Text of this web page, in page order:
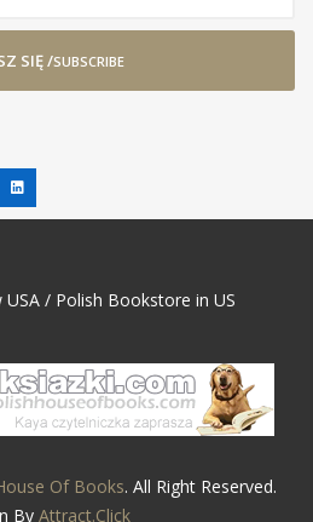
SIĘ /SUBSCRIBE
USA / Polish Bookstore in US
Of Books. All Right Reserved.
By Attract.Click